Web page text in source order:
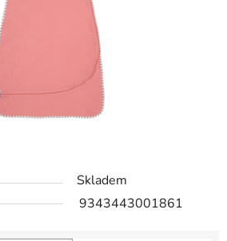
Skladem
9343443001861